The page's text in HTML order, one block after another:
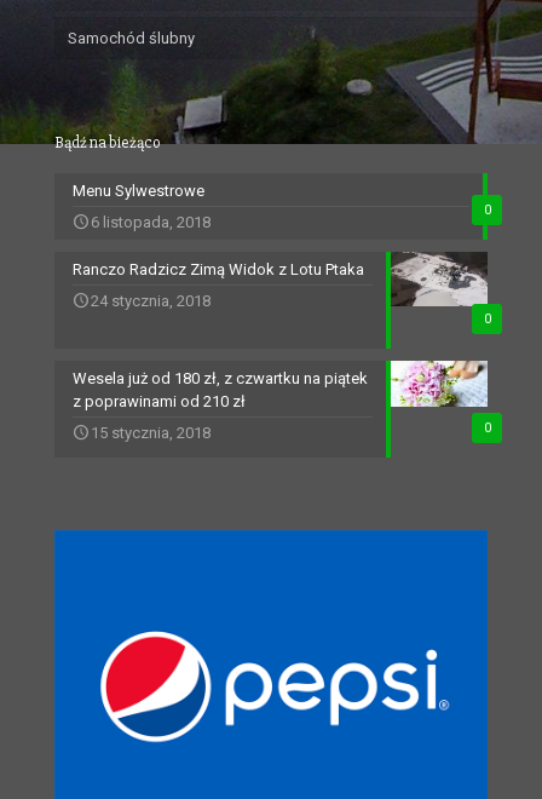
Samochód ślubny
Bądź na bieżąco
0
Menu Sylwestrowe
6 listopada, 2018
0
Ranczo Radzicz Zimą Widok z Lotu Ptaka
24 stycznia, 2018
0
Wesela już od 180 zł, z czwartku na piątek
z poprawinami od 210 zł
15 stycznia, 2018